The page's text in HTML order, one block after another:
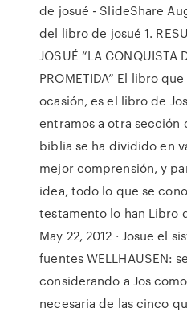
de josué - SlideShare
del libro de josué 1.
JOSUÉ “LA CONQUISTA
PROMETIDA” El libro
ocasión, es el libro de
entramos a otra sección
biblia se ha dividido en
mejor comprensión, y
idea, todo lo que se
testamento lo han Libro
May 22, 2012 · Josue el
fuentes WELLHAUSEN:
considerando a Jos
necesaria de las cinco